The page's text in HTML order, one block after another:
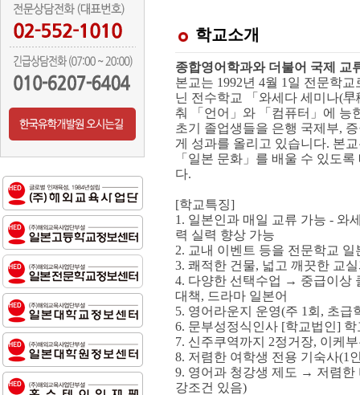
학교소개
종합영어학과와 더불어 국제 교
본교는 1992년 4월 1일 전문학
닌 전수학교 「와세다 세미나(
춰 「언어」와 「컴퓨터」에 능
초기 졸업생들을 은행 국제부,
게 성과를 올리고 있습니다. 본
「일본 문화」를 배울 수 있도
다.
[학교특징]
1. 일본인과 매일 교류 가능 - 와
력 실력 향상 가능
2. 교내 이벤트 등을 전문학교
3. 쾌적한 건물, 넓고 깨끗한 교
4. 다양한 선택수업 → 중급이상
대책, 드라마 일본어
5. 영어라운지 운영(주 1회, 초
6. 문부성정식인사 [학교법인]
7. 신주쿠역까지 2정거장, 이케
8. 저렴한 여학생 전용 기숙사(1
9. 영어과 청강생 제도 → 저렴한
강조건 있음)